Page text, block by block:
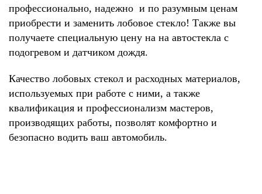
профессионально, надежно и по разумным ценам
приобрести и заменить лобовое стекло! Также вы
получаете специальную цену на на автостекла с
подогревом и датчиком дождя.
Качество лобовых стекол и расходных материалов,
используемых при работе с ними, а также
квалификация и профессионализм мастеров,
производящих работы, позволят комфортно и
безопасно водить ваш автомобиль.